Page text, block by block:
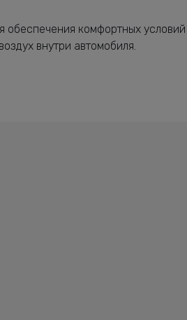
комфортных
внутри автомобиля.